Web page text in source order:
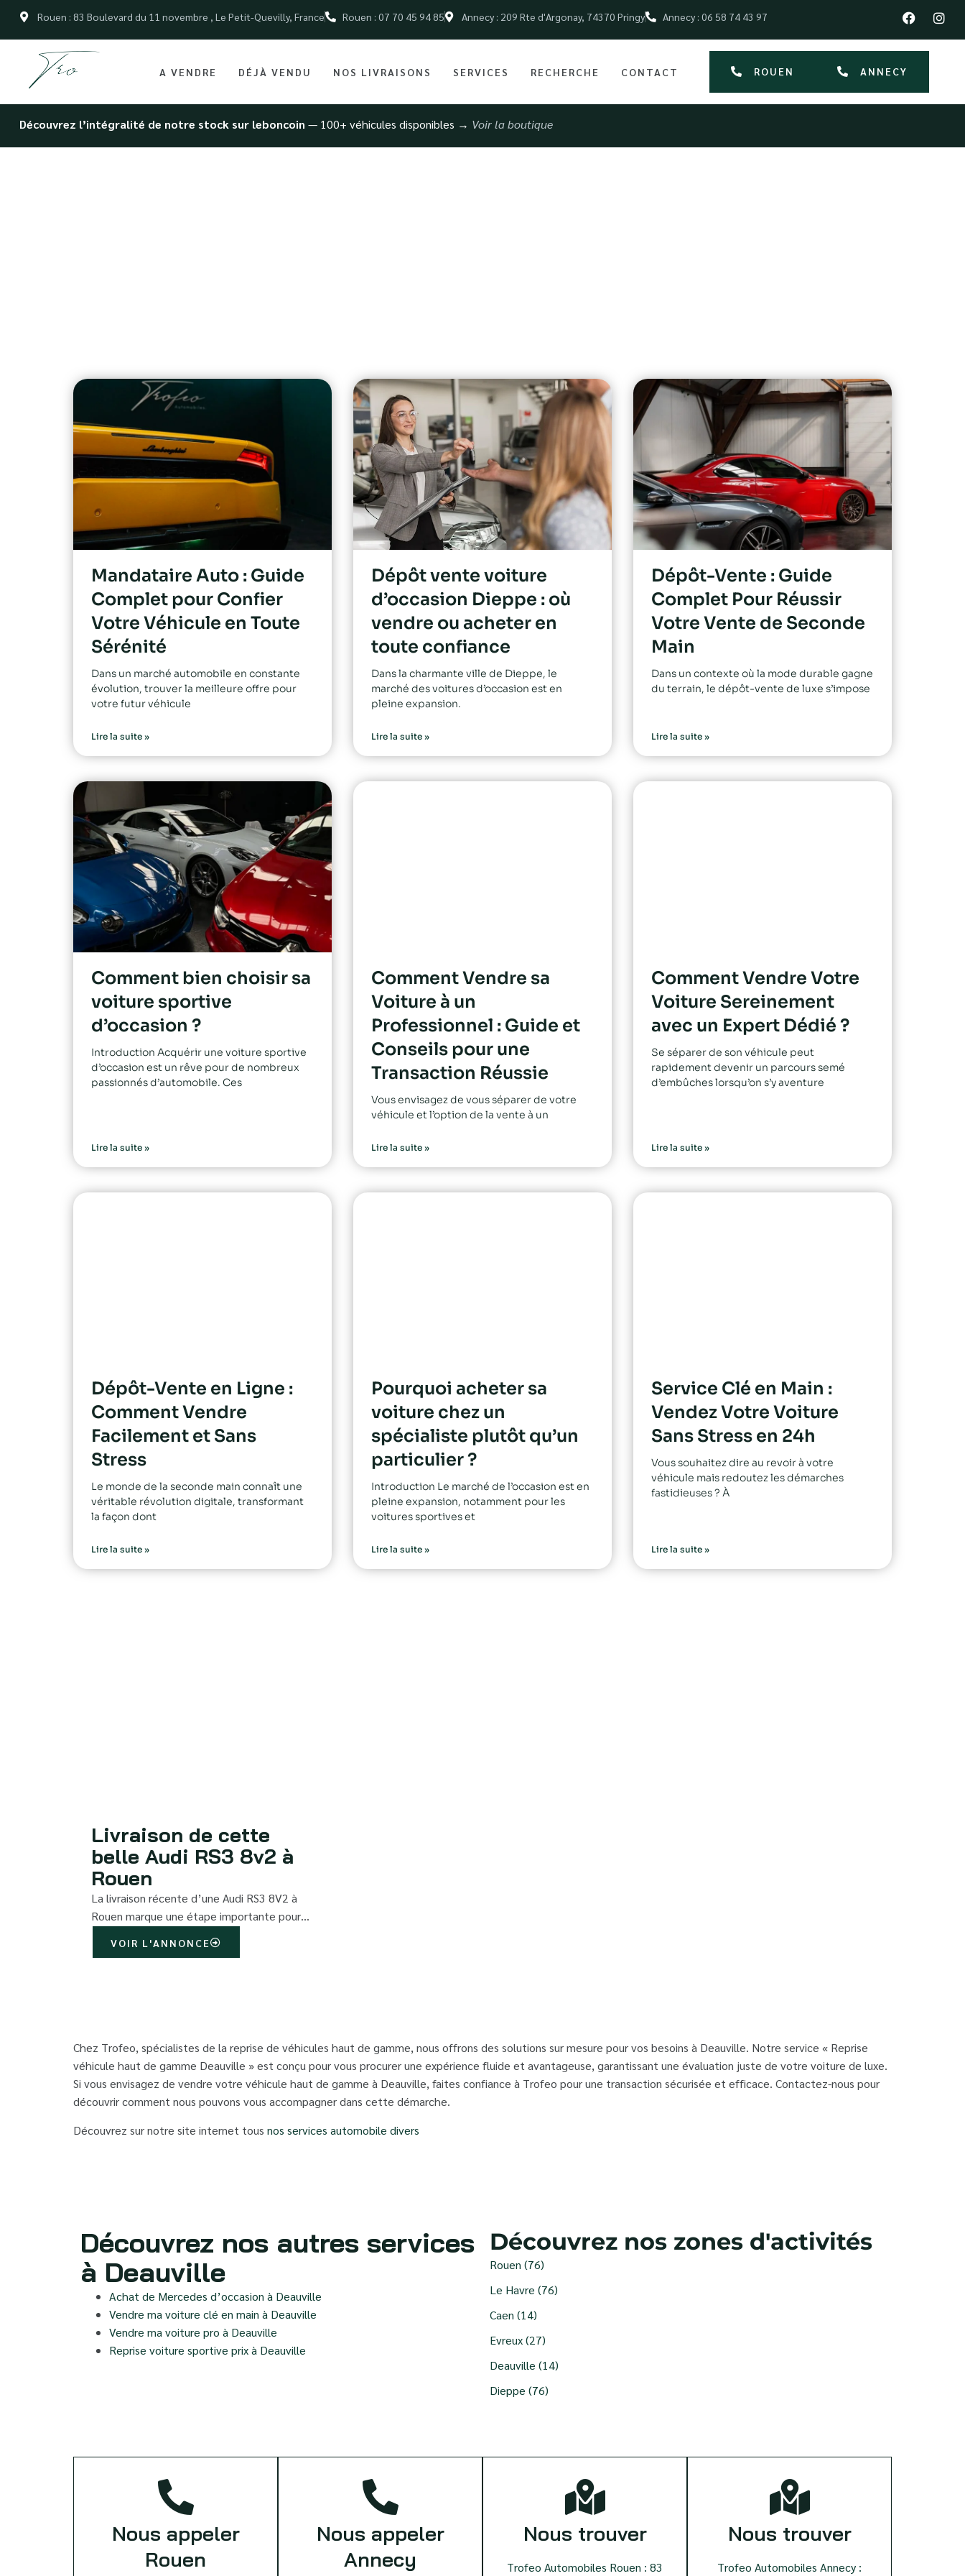
Rouen : 83 Boulevard du 11 novembre , Le Petit-Quevilly, France Rouen : 07 70 45 94 85 Annecy : 209 Rte d'Argonay, 74370 Pringy Annecy : 06 58 74 43 97
A VENDRE DÉJÀ VENDU NOS LIVRAISONS SERVICES RECHERCHE CONTACT ROUEN ANNECY
Découvrez l’intégralité de notre stock sur leboncoin — 100+ véhicules disponibles → Voir la boutique
Mandataire Auto : Guide
Complet pour Confier
Votre Véhicule en Toute
Sérénité
Dans un marché automobile en constante
évolution, trouver la meilleure offre pour
votre futur véhicule
Lire la suite »
Dépôt vente voiture
d’occasion Dieppe : où
vendre ou acheter en
toute confiance
Dans la charmante ville de Dieppe, le
marché des voitures d’occasion est en
pleine expansion.
Lire la suite »
Dépôt-Vente : Guide
Complet Pour Réussir
Votre Vente de Seconde
Main
Dans un contexte où la mode durable gagne
du terrain, le dépôt-vente de luxe s’impose
Lire la suite »
Comment bien choisir sa
voiture sportive
d’occasion ?
Introduction Acquérir une voiture sportive
d’occasion est un rêve pour de nombreux
passionnés d’automobile. Ces
Lire la suite »
Comment Vendre sa
Voiture à un
Professionnel : Guide et
Conseils pour une
Transaction Réussie
Vous envisagez de vous séparer de votre
véhicule et l’option de la vente à un
Lire la suite »
Comment Vendre Votre
Voiture Sereinement
avec un Expert Dédié ?
Se séparer de son véhicule peut
rapidement devenir un parcours semé
d’embûches lorsqu’on s’y aventure
Lire la suite »
Dépôt-Vente en Ligne :
Comment Vendre
Facilement et Sans
Stress
Le monde de la seconde main connaît une
véritable révolution digitale, transformant
la façon dont
Lire la suite »
Pourquoi acheter sa
voiture chez un
spécialiste plutôt qu’un
particulier ?
Introduction Le marché de l’occasion est en
pleine expansion, notamment pour les
voitures sportives et
Lire la suite »
Service Clé en Main :
Vendez Votre Voiture
Sans Stress en 24h
Vous souhaitez dire au revoir à votre
véhicule mais redoutez les démarches
fastidieuses ? À
Lire la suite »
Livraison de cette
belle Audi RS3 8v2 à
Rouen
La livraison récente d’une Audi RS3 8V2 à
Rouen marque une étape importante pour…
VOIR L'ANNONCE
Chez Trofeo, spécialistes de la reprise de véhicules haut de gamme, nous offrons des solutions sur mesure pour vos besoins à Deauville. Notre service « Reprise
véhicule haut de gamme Deauville » est conçu pour vous procurer une expérience fluide et avantageuse, garantissant une évaluation juste de votre voiture de luxe.
Si vous envisagez de vendre votre véhicule haut de gamme à Deauville, faites confiance à Trofeo pour une transaction sécurisée et efficace. Contactez-nous pour
découvrir comment nous pouvons vous accompagner dans cette démarche.
Découvrez sur notre site internet tous nos services automobile divers
Découvrez nos autres services
à Deauville
Achat de Mercedes d’occasion à Deauville
Vendre ma voiture clé en main à Deauville
Vendre ma voiture pro à Deauville
Reprise voiture sportive prix à Deauville
Découvrez nos zones d'activités
Rouen (76)
Le Havre (76)
Caen (14)
Evreux (27)
Deauville (14)
Dieppe (76)
Nous appeler
Rouen
Nous appeler
Annecy
Nous trouver
Trofeo Automobiles Rouen : 83
Nous trouver
Trofeo Automobiles Annecy :